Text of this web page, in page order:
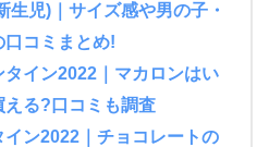
生児)｜サイズ感や男の子・
コミまとめ!
タイン2022｜マカロンはい
る?口コミも調査
イン2022｜チョコレートの